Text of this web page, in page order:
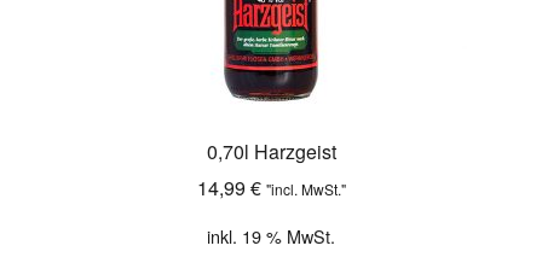
0,70l Harzgeist
14,99 € "incl. MwSt."
inkl. 19 % MwSt.